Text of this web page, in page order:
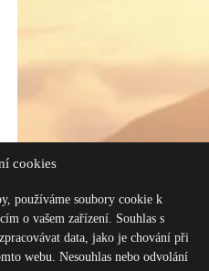
cookies
používáme soubory cookie k
o vašem zařízení. Souhlas s
data, jako je chování při
webu. Nesouhlas nebo odvolání